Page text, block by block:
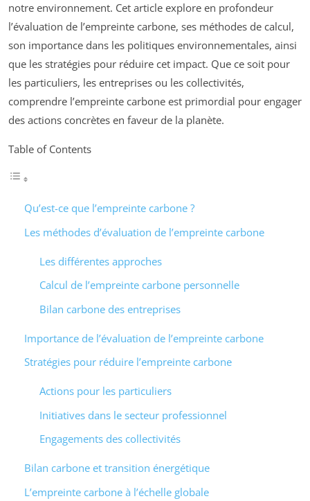
notre environnement. Cet article explore en profondeur
l’évaluation de l’empreinte carbone, ses méthodes de calcul,
son importance dans les politiques environnementales, ainsi
que les stratégies pour réduire cet impact. Que ce soit pour
les particuliers, les entreprises ou les collectivités,
comprendre l’empreinte carbone est primordial pour engager
des actions concrètes en faveur de la planète.
Table of Contents
Qu’est-ce que l’empreinte carbone ?
Les méthodes d’évaluation de l’empreinte carbone
Les différentes approches
Calcul de l’empreinte carbone personnelle
Bilan carbone des entreprises
Importance de l’évaluation de l’empreinte carbone
Stratégies pour réduire l’empreinte carbone
Actions pour les particuliers
Initiatives dans le secteur professionnel
Engagements des collectivités
Bilan carbone et transition énergétique
L’empreinte carbone à l’échelle globale